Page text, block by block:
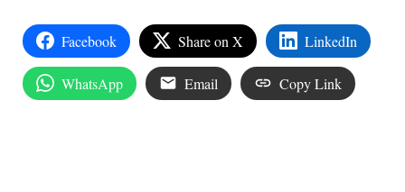
Facebook Share on X LinkedIn
WhatsApp Email Copy Link